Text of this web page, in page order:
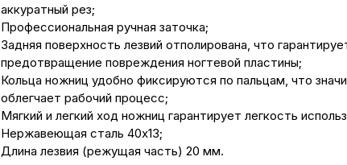
аккуратный рез;
Профессиональная ручная заточка;
Задняя поверхность лезвий отполирована, что
предотвращение повреждения ногтевой пластины;
Кольца ножниц удобно фиксируются по пальцам, что
облегчает рабочий процесс;
Мягкий и легкий ход ножниц гарантирует легкость
Нержавеющая сталь 40х13;
Длина лезвия (режущая часть) 20 мм.